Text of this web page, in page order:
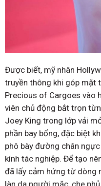
Được biết, mỹ nhân
truyền thông khi góp mặt
Precious of Cargoes vào
viên chủ động bắt trọn
Joey King trong lớp vải
phần bay bổng, đặc biệt
phô bày đường chân
kính tác nghiệp. Để tạo
đã lấy cảm hứng từ dòng